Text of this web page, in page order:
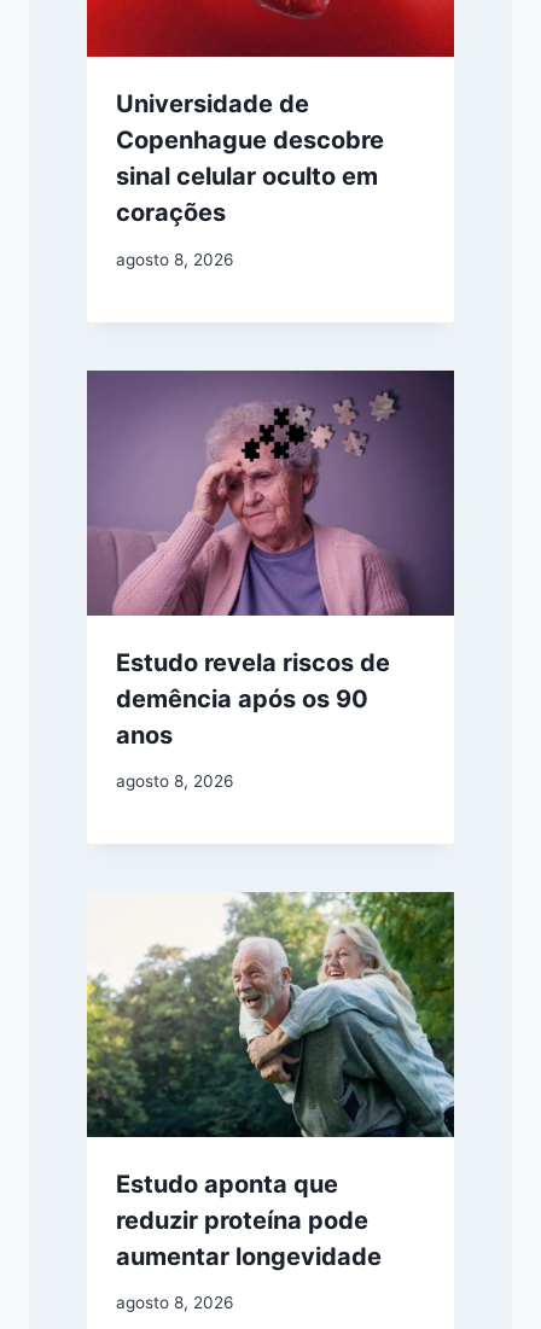
Universidade de
Copenhague descobre
sinal celular oculto em
corações
agosto 8, 2026
Estudo revela riscos de
demência após os 90
anos
agosto 8, 2026
Estudo aponta que
reduzir proteína pode
aumentar longevidade
agosto 8, 2026